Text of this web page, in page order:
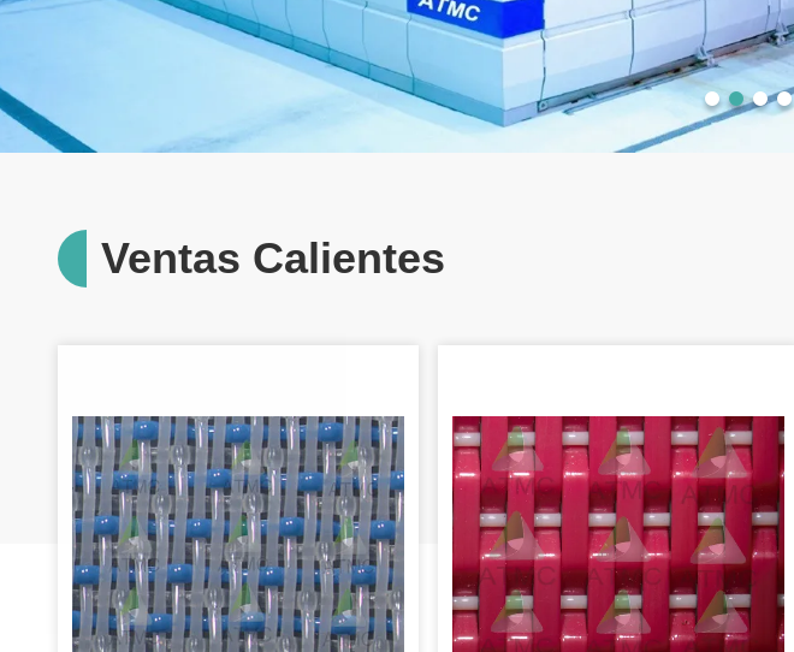
Ventas Calientes